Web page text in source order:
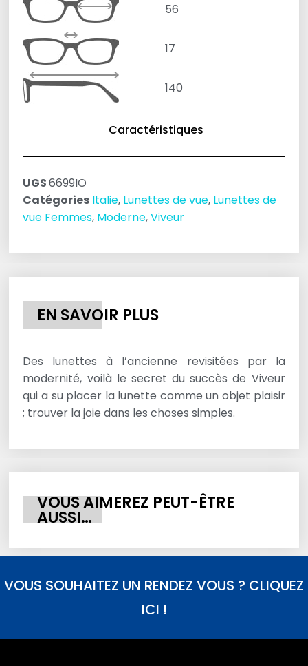
56
17
140
Caractéristiques
UGS6699IO
Catégories Italie, Lunettes de vue, Lunettes de
vue Femmes, Moderne,Viveur
EN SAVOIR PLUS
Des lunettes à l’ancienne revisitées par la
modernité, voilà le secret du succès de Viveur
qui a su placer la lunette comme un objet plaisir
; trouver la joie dans les choses simples.
VOUS AIMEREZ PEUT-ÊTRE
AUSSI…
VOUS SOUHAITEZ UN RENDEZ VOUS ? CLIQUEZ
ICI !